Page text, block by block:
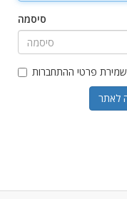
סיסמה
שמירת פרטי ההתחברות